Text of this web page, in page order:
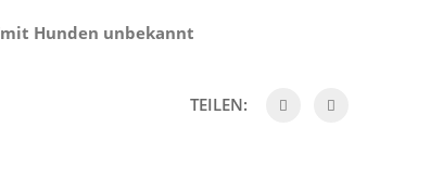
Hunden unbekannt
TEILEN: